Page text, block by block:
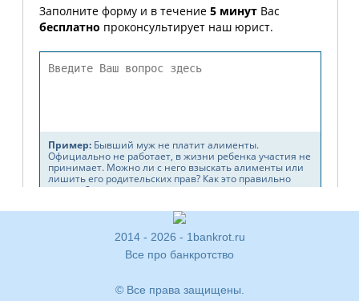
2014 - 2026 - 1bankrot.ru
Все про банкротство
© Все права защищены.